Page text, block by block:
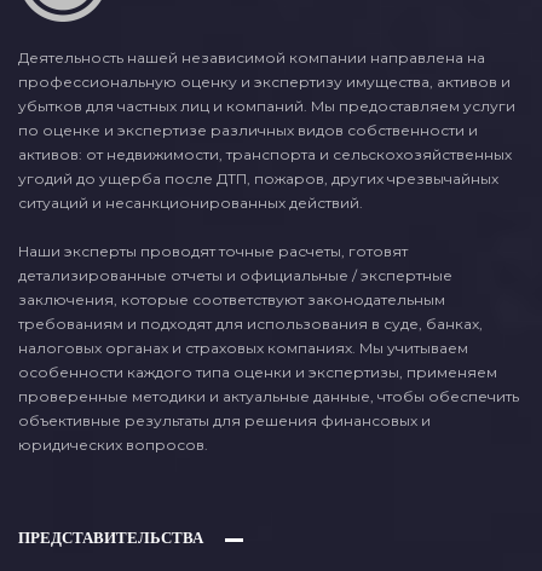
Деятельность нашей независимой компании направлена на
профессиональную оценку и экспертизу имущества, активов и
убытков для частных лиц и компаний. Мы предоставляем услуги
по оценке и экспертизе различных видов собственности и
активов: от недвижимости, транспорта и сельскохозяйственных
угодий до ущерба после ДТП, пожаров, других чрезвычайных
ситуаций и несанкционированных действий.
Наши эксперты проводят точные расчеты, готовят
детализированные отчеты и официальные / экспертные
заключения, которые соответствуют законодательным
требованиям и подходят для использования в суде, банках,
налоговых органах и страховых компаниях. Мы учитываем
особенности каждого типа оценки и экспертизы, применяем
проверенные методики и актуальные данные, чтобы обеспечить
объективные результаты для решения финансовых и
юридических вопросов.
ПРЕДСТАВИТЕЛЬСТВА